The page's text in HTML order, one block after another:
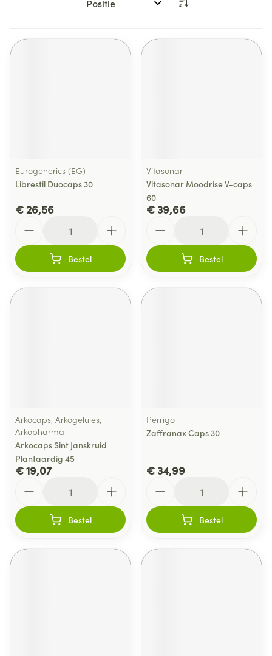
Sorteer op:
Eurogenerics (EG)
Librestil Duocaps 30
€ 26,56
Bestel
Vitasonar
Vitasonar Moodrise V-caps
60
€ 39,66
Bestel
Arkocaps, Arkogelules,
Arkopharma
Arkocaps Sint Janskruid
Plantaardig 45
€ 19,07
Bestel
Perrigo
Zaffranax Caps 30
€ 34,99
Bestel